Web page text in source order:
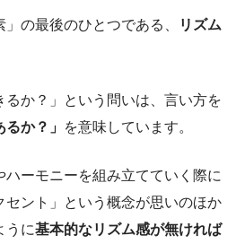
の最後のひとつである、
リズム
るか？」という問いは、言い方を
るか？」 を意味しています。
ーモニーを組み立てていく際に
セント」という概念が思いのほか
うに基本的なリズム感が無ければ